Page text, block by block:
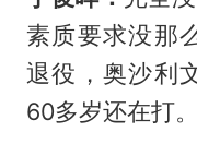
素质要求没那
退役，奥沙利
60多岁还在打